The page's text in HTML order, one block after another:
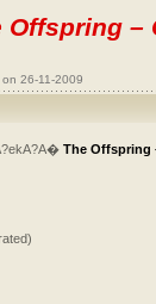
Offspring
on 26-11-2009
The Offspring